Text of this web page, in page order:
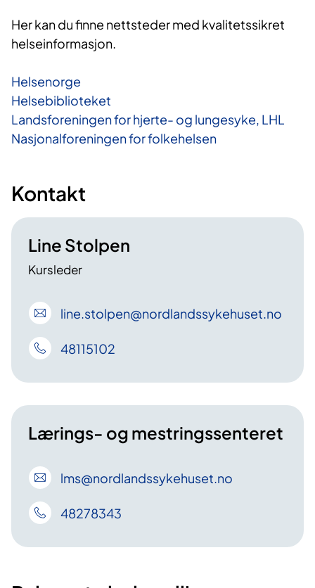
Her kan du finne nettsteder med kvalitetssikret
helseinformasjon.
Helsenorge
Helsebiblioteket
Landsforeningen for hjerte- og lungesyke, LHL
Nasjonalforeningen for folkehelsen
Kontakt
Line Stolpen
Kursleder
line.stolpen@nordlandssykehuset.no
48115102
Lærings- og mestringssenteret
lms@nordlandssykehuset.no
48278343